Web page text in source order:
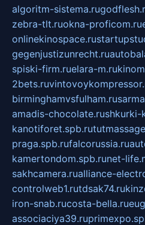
algoritm-sistema.ru
zebra-tlt.ruokna-proficom.ru
onlinekinospace.ru
gegenjustizunrecht.ru
spiski-firm.ruelara-m.ru
2bets.ru
birminghamvsfulham.ru
amadis-chocolate.rushkurki-
kanotiforet.spb.ru
praga.spb.rufalcorussia.ru
kamertondom.spb.runet-
sakhcamera.rualliance-
controlweb1.rutdsak74.ru
iron-snab.rucosta-bella.ru
associaciya39.ru